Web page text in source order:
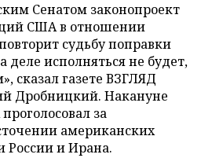
Сенатом законопроект
США в отношении
судьбу поправки
исполняться не будет,
сказал газете ВЗГЛЯД
Дробницкий. Накануне
за
американских
России и Ирана.